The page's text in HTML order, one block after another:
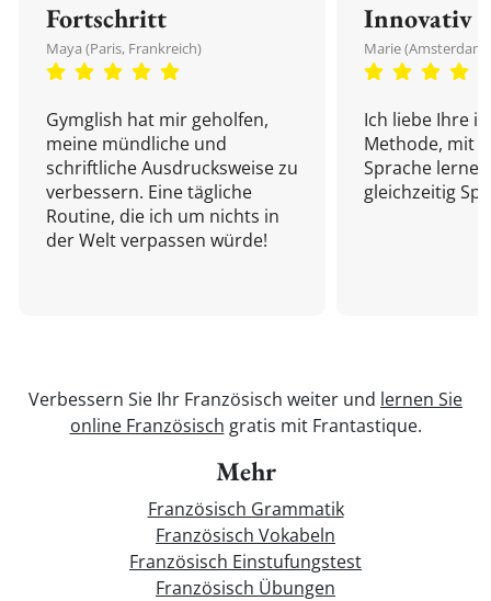
Fortschritt
Maya (Paris, Frankreich)
Gymglish hat mir geholfen,
meine mündliche und
schriftliche Ausdrucksweise zu
verbessern. Eine tägliche
Routine, die ich um nichts in
der Welt verpassen würde!
Innovativ
Marie
Ich liebe Ihre
Methode, mit
Sprache
gleichzeitig
Verbessern Sie Ihr Französisch weiter und lernen Sie
online Französisch gratis mit Frantastique.
Mehr
Französisch Grammatik
Französisch Vokabeln
Französisch Einstufungstest
Französisch Übungen